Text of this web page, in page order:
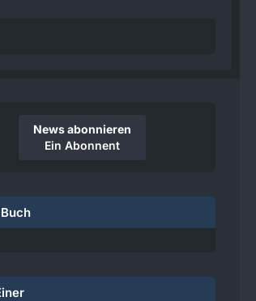
News abonnieren
Ein Abonnent